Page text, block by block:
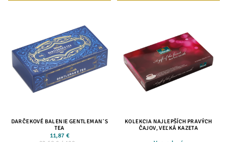
DARČEKOVÉ BALENIE GENTLEMAN´S
TEA
11,87 €
KOLEKCIA NAJLEPŠÍCH PRAVÝCH
ČAJOV, VEĽKÁ KAZETA